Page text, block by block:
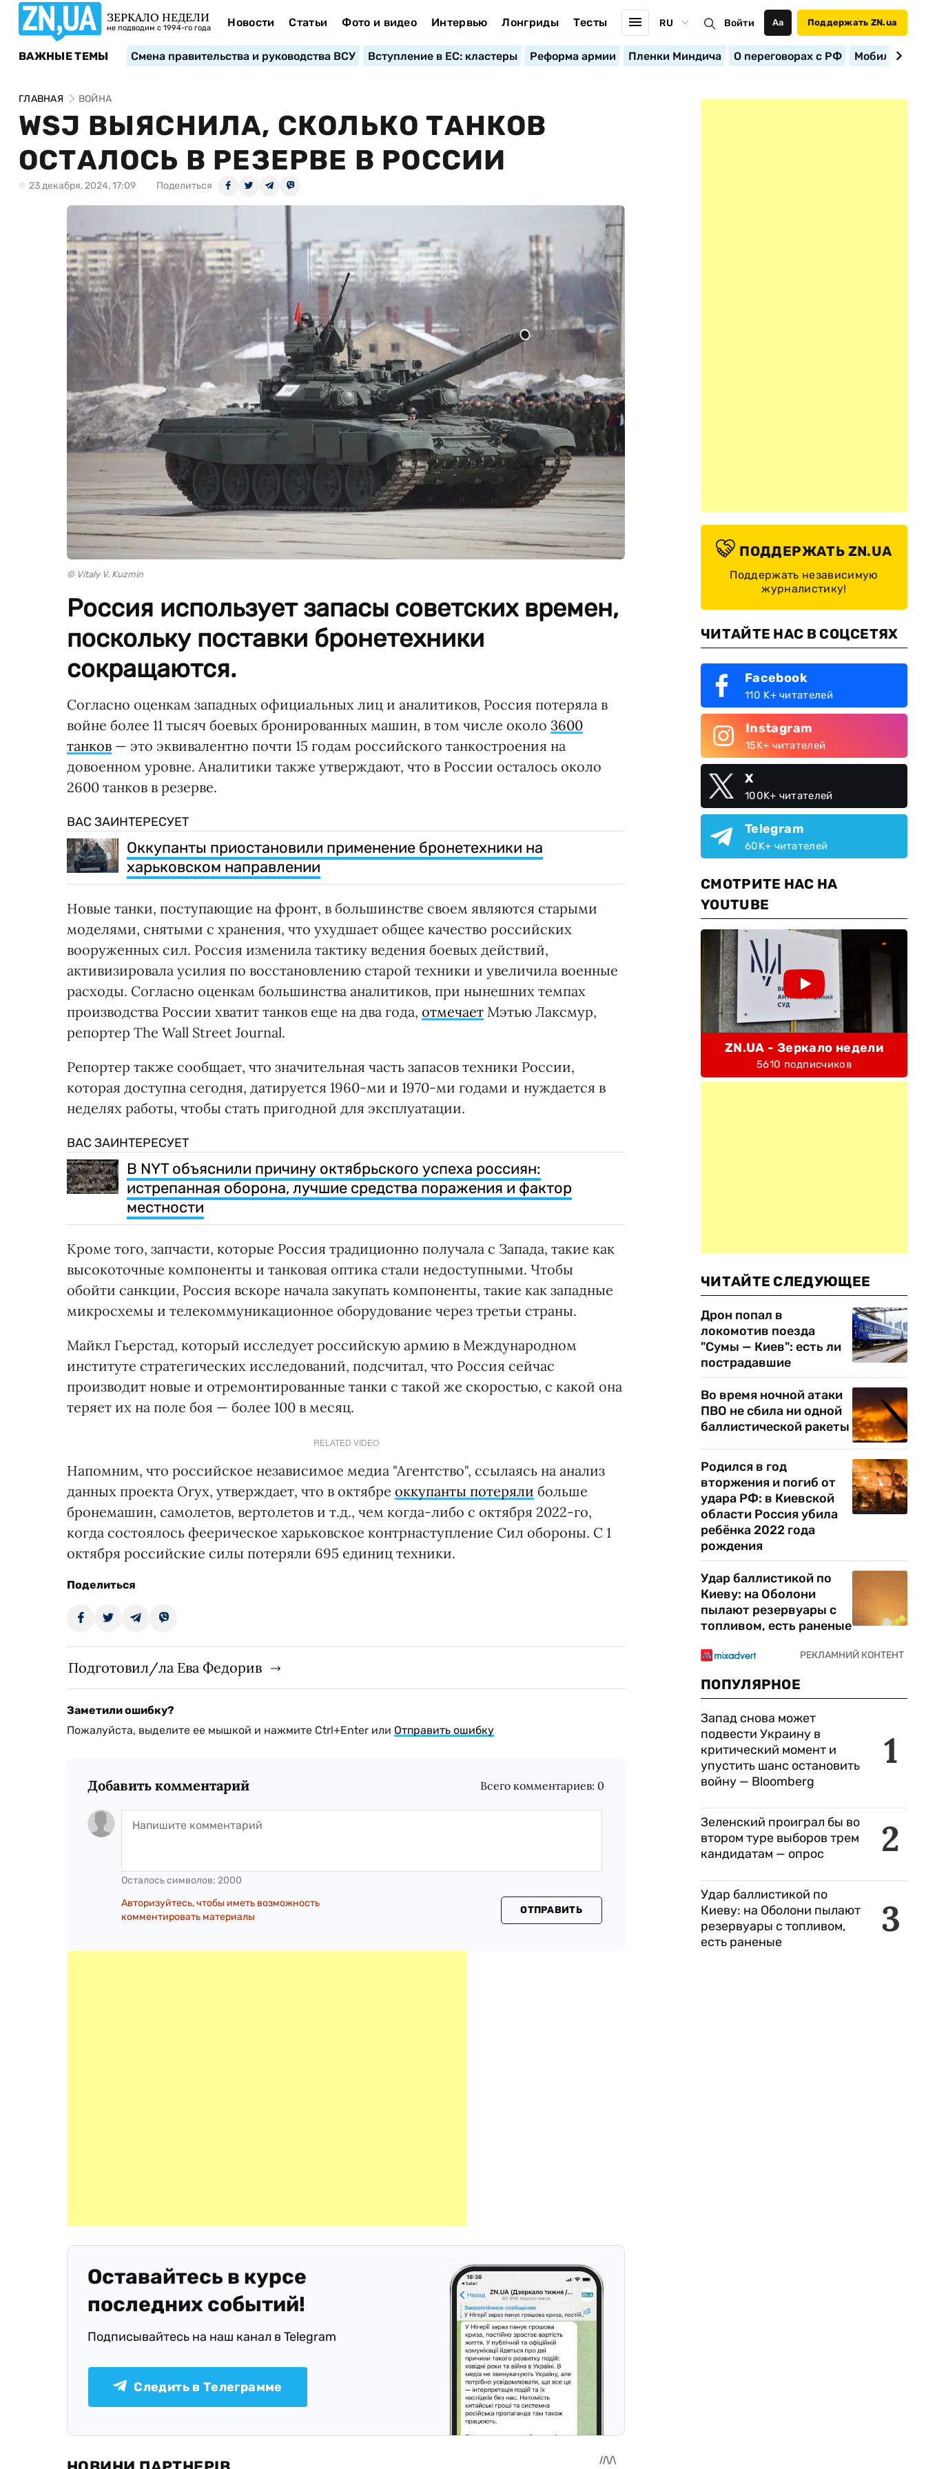
ЗЕРКАЛО НЕДЕЛИ
не подводим с 1994-го года Новости Статьи Фото и видео Интервью Лонгриды Тесты RU Войти Аа Поддержать ZN.ua
ВАЖНЫЕ ТЕМЫ Смена правительства и руководства ВСУ Вступление в ЕС: кластеры Реформа армии Пленки Миндича О переговорах с РФ
ГЛАВНАЯ ВОЙНА
WSJ ВЫЯСНИЛА, СКОЛЬКО ТАНКОВ
ОСТАЛОСЬ В РЕЗЕРВЕ В РОССИИ
23 декабря, 2024, 17:09 Поделиться
© Vitaly V. Kuzmin
Россия использует запасы советских времен,
поскольку поставки бронетехники
сокращаются.
Согласно оценкам западных официальных лиц и аналитиков, Россия потеряла в
войне более 11 тысяч боевых бронированных машин, в том числе около 3600
танков — это эквивалентно почти 15 годам российского танкостроения на
довоенном уровне. Аналитики также утверждают, что в России осталось около
2600 танков в резерве.
ВАС ЗАИНТЕРЕСУЕТ
Оккупанты приостановили применение бронетехники на
харьковском направлении
Новые танки, поступающие на фронт, в большинстве своем являются старыми
моделями, снятыми с хранения, что ухудшает общее качество российских
вооруженных сил. Россия изменила тактику ведения боевых действий,
активизировала усилия по восстановлению старой техники и увеличила военные
расходы. Согласно оценкам большинства аналитиков, при нынешних темпах
производства России хватит танков еще на два года, отмечает Мэтью Лаксмур,
репортер The Wall Street Journal.
Репортер также сообщает, что значительная часть запасов техники России,
которая доступна сегодня, датируется 1960-ми и 1970-ми годами и нуждается в
неделях работы, чтобы стать пригодной для эксплуатации.
ВАС ЗАИНТЕРЕСУЕТ
В NYT объяснили причину октябрьского успеха россиян:
истрепанная оборона, лучшие средства поражения и фактор
местности
Кроме того, запчасти, которые Россия традиционно получала с Запада, такие как
высокоточные компоненты и танковая оптика стали недоступными. Чтобы
обойти санкции, Россия вскоре начала закупать компоненты, такие как западные
микросхемы и телекоммуникационное оборудование через третьи страны.
Майкл Гьерстад, который исследует российскую армию в Международном
институте стратегических исследований, подсчитал, что Россия сейчас
производит новые и отремонтированные танки с такой же скоростью, с какой она
теряет их на поле боя — более 100 в месяц.
RELATED VIDEO
Напомним, что российское независимое медиа "Агентство", ссылаясь на анализ
данных проекта Oryx, утверждает, что в октябре оккупанты потеряли больше
бронемашин, самолетов, вертолетов и т.д., чем когда-либо с октября 2022-го,
когда состоялось феерическое харьковское контрнаступление Сил обороны. С 1
октября российские силы потеряли 695 единиц техники.
Поделиться
Подготовил/ла Ева Федорив
Заметили ошибку?
Пожалуйста, выделите ее мышкой и нажмите Ctrl+Enter или Отправить ошибку
Добавить комментарий Всего комментариев: 0
Осталось символов: 2000
Авторизуйтесь, чтобы иметь возможность
комментировать материалы
ОТПРАВИТЬ
Оставайтесь в курсе
последних событий!
Подписывайтесь на наш канал в Telegram
Следить в Телеграмме
ПОДДЕРЖАТЬ ZN.UA
Поддержать независимую
журналистику!
ЧИТАЙТЕ НАС В СОЦСЕТЯХ
Facebook
110 K+ читателей
Instagram
15K+ читателей
X
100K+ читателей
Telegram
60K+ читателей
СМОТРИТЕ НАС НА
YOUTUBE
ZN.UA - Зеркало недели
5610 подписчиков
ЧИТАЙТЕ СЛЕДУЮЩЕЕ
Дрон попал в
локомотив поезда
"Сумы — Киев": есть ли
пострадавшие
Во время ночной атаки
ПВО не сбила ни одной
баллистической ракеты
Родился в год
вторжения и погиб от
удара РФ: в Киевской
области Россия убила
ребёнка 2022 года
рождения
Удар баллистикой по
Киеву: на Оболони
пылают резервуары с
топливом, есть раненые
ПОПУЛЯРНОЕ
1
Запад снова может
подвести Украину в
критический момент и
упустить шанс остановить
войну — Bloomberg
2
Зеленский проиграл бы во
втором туре выборов трем
кандидатам — опрос
3
Удар баллистикой по
Киеву: на Оболони пылают
резервуары с топливом,
есть раненые